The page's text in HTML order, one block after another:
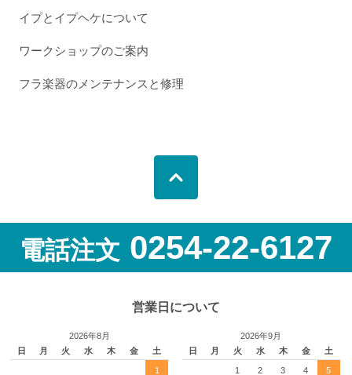
イプとイプヘケについて
ワークショップのご案内
フラ楽器のメンテナンスと修理
電話注文 0254-22-6127
営業日について
2026年8月
日
月 火 水 木 金 土
1
2026年9月
日
月 火 水 木 金 土
1 2 3 4 5